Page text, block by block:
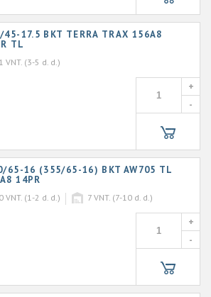
45-17.5 BKT TERRA TRAX 156A8
TL
1 VNT. (3-5 d. d.)
+
-
65-16 (355/65-16) BKT AW705 TL
14PR
0 VNT. (1-2 d. d.) 7 VNT. (7-10 d. d.)
+
-